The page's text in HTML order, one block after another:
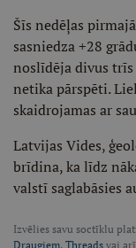
Šīs nedēļas
sasniedza +28
noslīdēja divus trīs
netika pārspēti.
skaidrojamas ar
Latvijas Vides,
brīdina, ka līdz
valstī saglabāsies
Izvēlies savu soctīklu
Draugiem, Threads vai arī